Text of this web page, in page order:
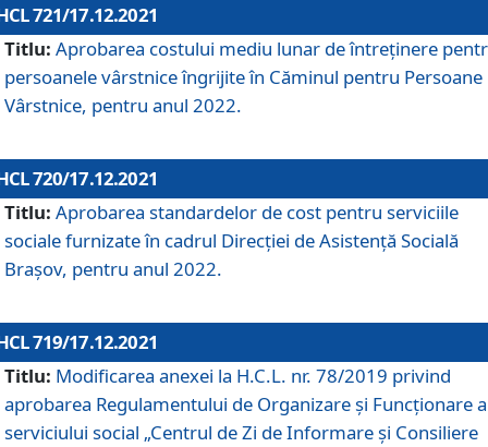
721/17.12.2021
Titlu: Aprobarea costului mediu lunar de întreţinere
persoanele vârstnice îngrijite în Căminul pentru Persoane
Vârstnice, pentru anul 2022.
720/17.12.2021
Titlu: Aprobarea standardelor de cost pentru serviciile
sociale furnizate în cadrul Direcției de Asistență Socială
Brașov, pentru anul 2022.
719/17.12.2021
Titlu: Modificarea anexei la H.C.L. nr. 78/2019 privind
aprobarea Regulamentului de Organizare și Funcționare
serviciului social „Centrul de Zi de Informare şi Consiliere